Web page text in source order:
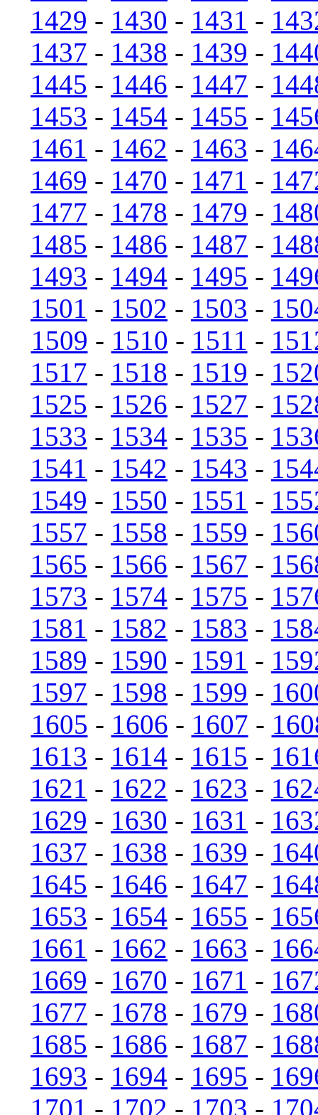
1429 - 1430 - 1431 -
1437 - 1438 - 1439 -
1445 - 1446 - 1447 -
1453 - 1454 - 1455 -
1461 - 1462 - 1463 -
1469 - 1470 - 1471 -
1477 - 1478 - 1479 -
1485 - 1486 - 1487 -
1493 - 1494 - 1495 -
1501 - 1502 - 1503 -
1509 - 1510 - 1511 -
1517 - 1518 - 1519 -
1525 - 1526 - 1527 -
1533 - 1534 - 1535 -
1541 - 1542 - 1543 -
1549 - 1550 - 1551 -
1557 - 1558 - 1559 -
1565 - 1566 - 1567 -
1573 - 1574 - 1575 -
1581 - 1582 - 1583 -
1589 - 1590 - 1591 -
1597 - 1598 - 1599 -
1605 - 1606 - 1607 -
1613 - 1614 - 1615 -
1621 - 1622 - 1623 -
1629 - 1630 - 1631 -
1637 - 1638 - 1639 -
1645 - 1646 - 1647 -
1653 - 1654 - 1655 -
1661 - 1662 - 1663 -
1669 - 1670 - 1671 -
1677 - 1678 - 1679 -
1685 - 1686 - 1687 -
1693 - 1694 - 1695 -
1701 - 1702 - 1703 -